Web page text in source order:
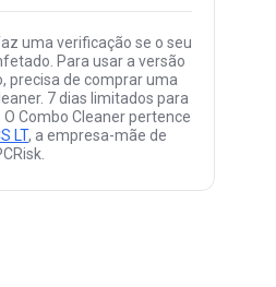
uma verificação se o seu
Para usar a versão
precisa de comprar uma
7 dias limitados para
Combo Cleaner pertence
LT, a empresa-mãe de